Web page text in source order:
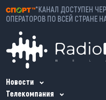
*КАНАЛ ДОСТУПЕН
ОПЕРАТОРОВ ПО ВСЕЙ СТРАНЕ
Новости
Телекомпания